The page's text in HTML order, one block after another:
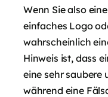
Wenn Sie also
einfaches Logo
wahrscheinlich
Hinweis ist, dass
eine sehr saubere
während eine